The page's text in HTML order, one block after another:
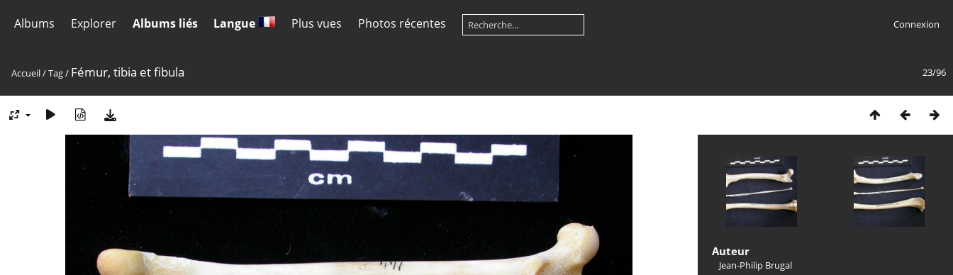
Albums Explorer Albums liés Langue Plus vues Photos récentes Connexion
23/96
Accueil/Tag/ Fémur, tibia et fibula
Auteur
Jean-Philip Brugal